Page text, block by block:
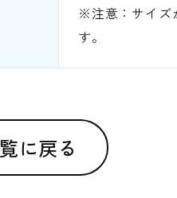
※注意：サイズ
す。
に戻る